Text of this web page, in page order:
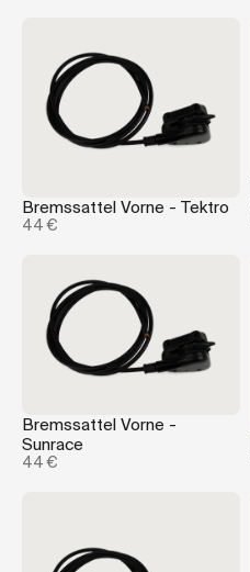
Bremssattel Vorne - Tektro
44 €
Bremssattel Vorne -
Sunrace
44 €